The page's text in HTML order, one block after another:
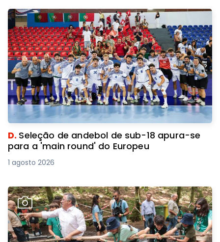
D. Seleção de andebol de sub-18 apura-se
para a 'main round' do Europeu
1 agosto 2026